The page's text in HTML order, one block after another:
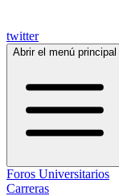
twitter
Abrir el menú principal
Foros Universitarios
Carreras